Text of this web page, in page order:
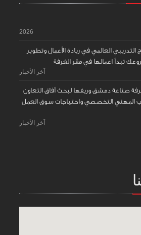
2026
التدريبي العالمي في ريادة الأعمال وتطوير
تبدأ اعمالها في مقر الغرفة
آخر الأخبار
صناعة دمشق وريفها لبحث آفاق التعاون
المهني التخصصي واحتياجات سوق العمل
آخر الأخبار